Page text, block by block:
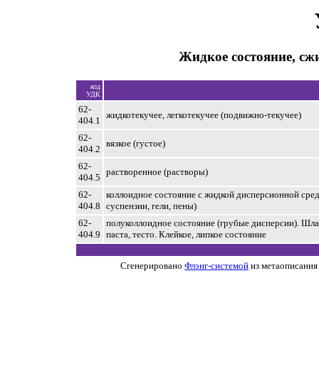
Жидкое состояние,
код
УДК
62-
404.1
жидкотекучее, легкотекучее (подвижно-текучее)
62-
404.2
вязкое (густое)
62-
404.5
растворенное (растворы)
62-
404.8
коллоидное состояние с жидкой дисперсионной
суспензии, гели, пены)
62-
404.9
полуколлоидное состояние (грубые дисперсии).
паста, тесто. Клейкое, липкое состояние
Сгенерировано Флэнг-системой из